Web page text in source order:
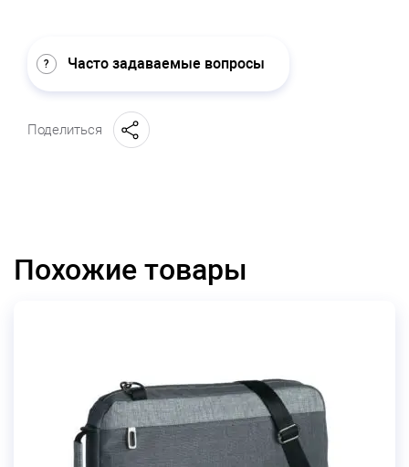
Часто задаваемые вопросы
Поделиться
Похожие товары